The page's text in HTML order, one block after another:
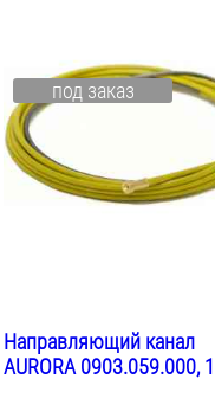
под заказ
Направляющий канал
AURORA